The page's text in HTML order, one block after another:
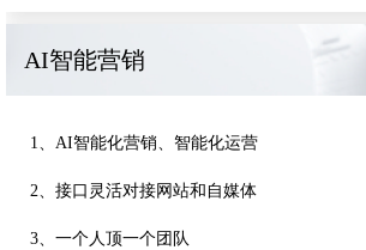
AI智能营销
1、AI智能化营销、智能化运营
2、接口灵活对接网站和自媒体
3、一个人顶一个团队